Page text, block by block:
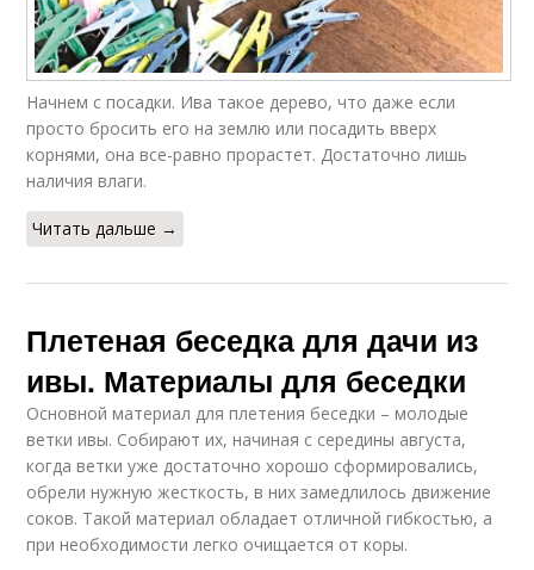
Начнем с посадки. Ива такое дерево, что даже если
просто бросить его на землю или посадить вверх
корнями, она все-равно прорастет. Достаточно лишь
наличия влаги.
Читать дальше →
Плетеная беседка для дачи из
ивы. Материалы для беседки
Основной материал для плетения беседки – молодые
ветки ивы. Собирают их, начиная с середины августа,
когда ветки уже достаточно хорошо сформировались,
обрели нужную жесткость, в них замедлилось движение
соков. Такой материал обладает отличной гибкостью, а
при необходимости легко очищается от коры.